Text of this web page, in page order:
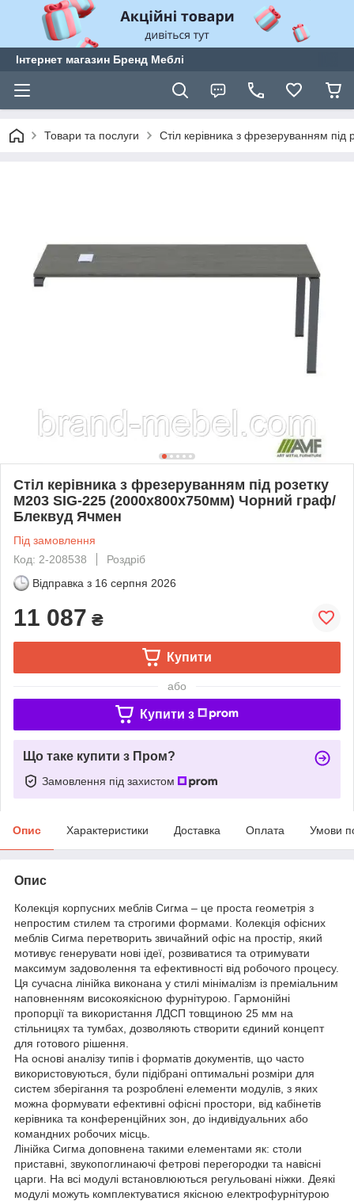
Інтернет магазин Бренд Меблі
Товари та послуги Стіл керівника з фрезеруванням
Стіл керівника з фрезеруванням під розетку
М203 SIG-225 (2000х800х750мм) Чорний граф/
Блеквуд Ячмен
Під замовлення
Код: 2-208538
Роздріб
Відправка з 16 серпня 2026
11 087 ₴
Купити
або
Купити з
Що таке купити з Пром?
Замовлення під захистом
Опис Характеристики Доставка Оплата Умови
Опис
Колекція корпусних меблів Сигма – це проста геометрія з
непростим стилем та строгими формами. Колекція офісних
меблів Сигма перетворить звичайний офіс на простір, який
мотивує генерувати нові ідеї, розвиватися та отримувати
максимум задоволення та ефективності від робочого процесу.
Ця сучасна лінійка виконана у стилі мінімалізм із преміальним
наповненням високоякісною фурнітурою. Гармонійні
пропорції та використання ЛДСП товщиною 25 мм на
стільницях та тумбах, дозволяють створити єдиний концепт
для готового рішення.
На основі аналізу типів і форматів документів, що часто
використовуються, були підібрані оптимальні розміри для
систем зберігання та розроблені елементи модулів, з яких
можна формувати ефективні офісні простори, від кабінетів
керівника та конференційних зон, до індивідуальних або
командних робочих місць.
Лінійка Сигма доповнена такими елементами як: столи
приставні, звукопоглинаючі фетрові перегородки та навісні
царги. На всі модулі встановлюються регульовані ніжки. Деякі
модулі можуть комплектуватися якісною електрофурнітурою